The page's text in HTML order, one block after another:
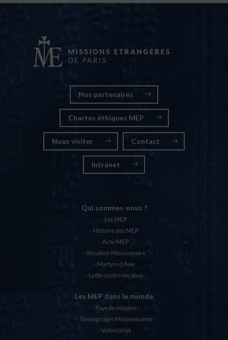
Nos partenaires
Chartes éthiques MEP
Nous visiter Contact
Intranet
Qui sommes-nous ?
Les MEP
Histoire des MEP
Actu MEP
Vocation Missionnaire
Martyrs d’Asie
Lutte contre les abus
Les MEP dans le monde
Pays de mission
Témoignages Missionnaires
Volontariat